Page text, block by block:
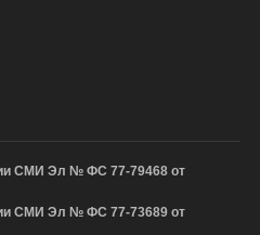
СМИ Эл № ФС 77-79468 от
СМИ Эл № ФС 77-73689 от